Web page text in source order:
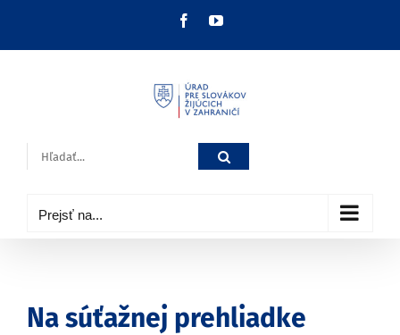
FacebookYouTube
Hľadať:
Prejsť na...
Na súťažnej prehliadke